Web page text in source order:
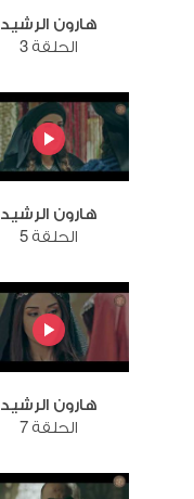
هارون الرشيد
الحلقة 3
هارون الرشيد
الحلقة 5
هارون الرشيد
الحلقة 7